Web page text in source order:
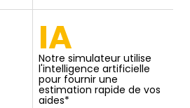
IA
Notre simulateur utilise
l'intelligence artificielle
pour fournir une
estimation rapide de vos
aides*